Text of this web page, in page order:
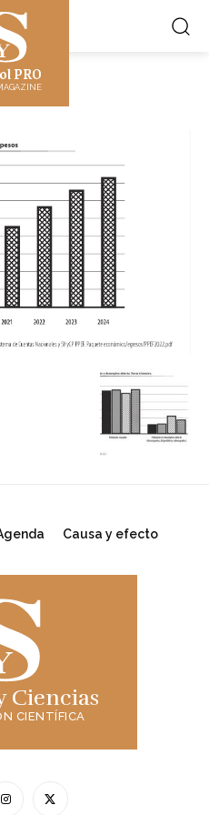
PRO
Causa y efecto
Ciencias
CIENTÍFICA